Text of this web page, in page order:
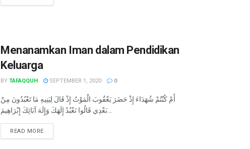
Menanamkan Iman dalam Pendidikan
Keluarga
BY TAFAQQUH SEPTEMBER 1, 2020 0
أَمْ كُنْتُمْ شُهَدَاءَ إِذْ حَضَرَ يَعْقُوبَ الْمَوْتُ إِذْ قَالَ لِبَنِيهِ مَا تَعْبُدُونَ مِنْ
بَعْدِي قَالُوا نَعْبُدُ إِلَهَكَ وَإِلَهَ آبَائِكَ إِبْرَاهِيمَ...
READ MORE